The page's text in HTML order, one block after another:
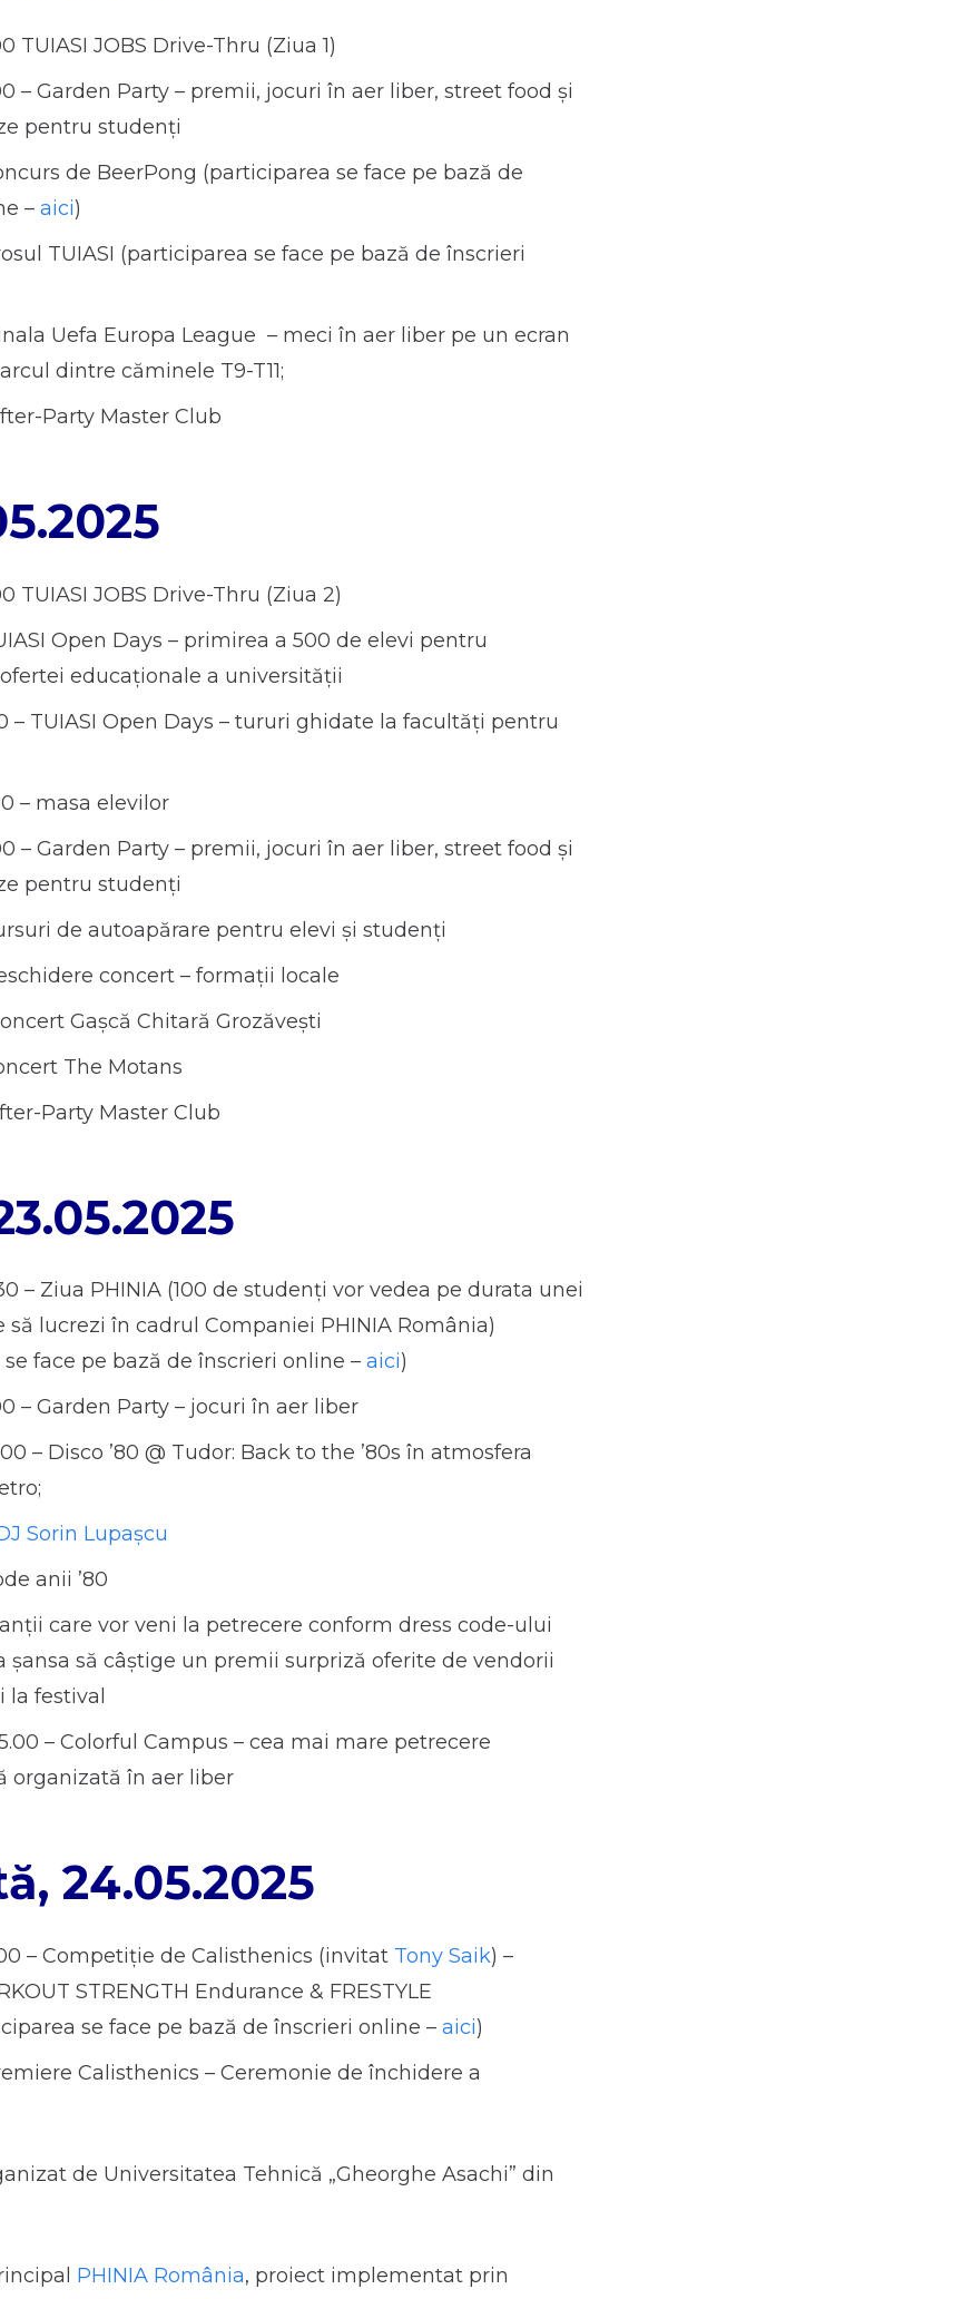
TUIASI JOBS Drive-Thru (Ziua 1)
– Garden Party – premii, jocuri în aer liber, street food și
pentru studenți
de BeerPong (participarea se face pe bază de
– aici)
TUIASI (participarea se face pe bază de înscrieri
Uefa Europa League – meci în aer liber pe un ecran
dintre căminele T9-T11;
Party Master Club
TUIASI JOBS Drive-Thru (Ziua 2)
Open Days – primirea a 500 de elevi pentru
educaționale a universității
– TUIASI Open Days – tururi ghidate la facultăți pentru
– masa elevilor
– Garden Party – premii, jocuri în aer liber, street food și
pentru studenți
de autoapărare pentru elevi și studenți
concert – formații locale
Gașcă Chitară Grozăvești
The Motans
Party Master Club
– Ziua PHINIA (100 de studenți vor vedea pe durata unei
să lucrezi în cadrul Companiei PHINIA România)
face pe bază de înscrieri online – aici)
– Garden Party – jocuri în aer liber
– Disco ’80 @ Tudor: Back to the ’80s în atmosfera
Sorin Lupașcu
anii ’80
care vor veni la petrecere conform dress code-ului
șansa să câștige un premii surpriză oferite de vendorii
la festival
– Colorful Campus – cea mai mare petrecere
organizată în aer liber
24.05.2025
– Competiție de Calisthenics (invitat Tony Saik) –
STRENGTH Endurance & FRESTYLE
se face pe bază de înscrieri online – aici)
Calisthenics – Ceremonie de închidere a
de Universitatea Tehnică „Gheorghe Asachi” din
PHINIA România, proiect implementat prin